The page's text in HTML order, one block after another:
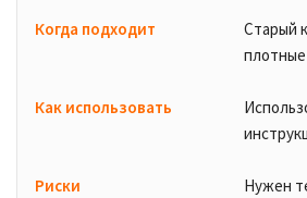
Старый
Нужен